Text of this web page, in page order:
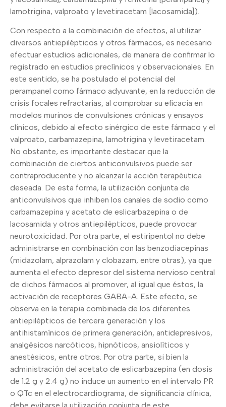
lamotrigina, valproato y levetiracetam [lacosamida]).
Con respecto a la combinación de efectos, al utilizar
diversos antiepilépticos y otros fármacos, es necesario
efectuar estudios adicionales, de manera de confirmar lo
registrado en estudios preclínicos y observacionales. En
este sentido, se ha postulado el potencial del
perampanel como fármaco adyuvante, en la reducción de
crisis focales refractarias, al comprobar su eficacia en
modelos murinos de convulsiones crónicas y ensayos
clínicos, debido al efecto sinérgico de este fármaco y el
valproato, carbamazepina, lamotrigina y levetiracetam.
No obstante, es importante destacar que la
combinación de ciertos anticonvulsivos puede ser
contraproducente y no alcanzar la acción terapéutica
deseada. De esta forma, la utilización conjunta de
anticonvulsivos que inhiben los canales de sodio como
carbamazepina y acetato de eslicarbazepina o de
lacosamida y otros antiepilépticos, puede provocar
neurotoxicidad. Por otra parte, el estiripentol no debe
administrarse en combinación con las benzodiacepinas
(midazolam, alprazolam y clobazam, entre otras), ya que
aumenta el efecto depresor del sistema nervioso central
de dichos fármacos al promover, al igual que éstos, la
activación de receptores GABA-A. Este efecto, se
observa en la terapia combinada de los diferentes
antiepilépticos de tercera generación y los
antihistamínicos de primera generación, antidepresivos,
analgésicos narcóticos, hipnóticos, ansiolíticos y
anestésicos, entre otros. Por otra parte, si bien la
administración del acetato de eslicarbazepina (en dosis
de 1.2 g y 2.4 g) no induce un aumento en el intervalo PR
o QTc en el electrocardiograma, de significancia clínica,